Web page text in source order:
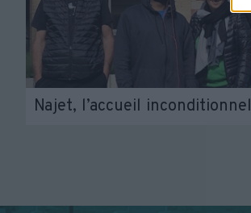
Najet, l’accueil inconditionnel